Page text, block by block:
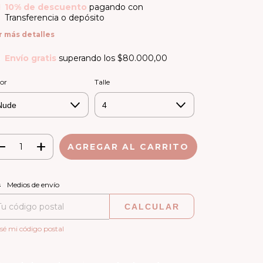
10% de descuento pagando con
Transferencia o depósito
más detalles
Envío gratis superando los $80.000,00
Talle
para el CP:
Medios de envío
CALCULAR
mi código postal